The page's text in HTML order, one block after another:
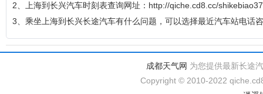
2、上海到长兴汽车时刻表查询网址：http://qiche.cd8.cc/
3、乘坐上海到长兴长途汽车有什么问题，可以选择最近汽车站电话
成都天气网 为您提供最新长途
Copyright © 2010-2022